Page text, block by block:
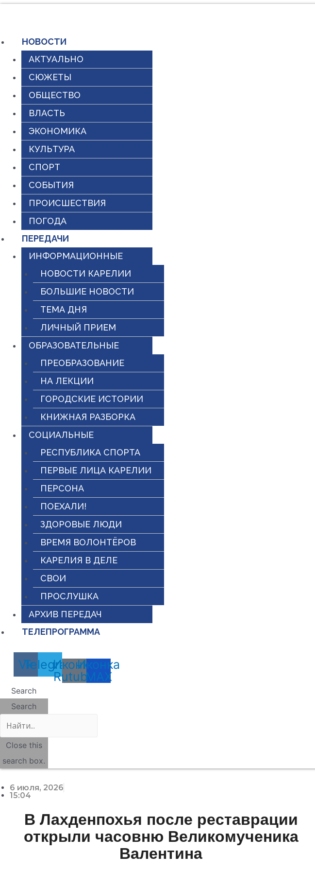
содержимому
НОВОСТИ
АКТУАЛЬНО
СЮЖЕТЫ
ОБЩЕСТВО
ВЛАСТЬ
ЭКОНОМИКА
КУЛЬТУРА
СПОРТ
СОБЫТИЯ
ПРОИСШЕСТВИЯ
ПОГОДА
ПЕРЕДАЧИ
ИНФОРМАЦИОННЫЕ
НОВОСТИ КАРЕЛИИ
БОЛЬШИЕ НОВОСТИ
ТЕМА ДНЯ
ЛИЧНЫЙ ПРИЕМ
ОБРАЗОВАТЕЛЬНЫЕ
ПРЕОБРАЗОВАНИЕ
НА ЛЕКЦИИ
ГОРОДСКИЕ ИСТОРИИ
КНИЖНАЯ РАЗБОРКА
СОЦИАЛЬНЫЕ
РЕСПУБЛИКА СПОРТА
ПЕРВЫЕ ЛИЦА КАРЕЛИИ
ПЕРСОНА
ПОЕХАЛИ!
ЗДОРОВЫЕ ЛЮДИ
ВРЕМЯ ВОЛОНТЁРОВ
КАРЕЛИЯ В ДЕЛЕ
СВОИ
ПРОСЛУШКА
АРХИВ ПЕРЕДАЧ
ТЕЛЕПРОГРАММА
Vk
Telegram
Иконка
Rutube
Иконка
MAX
Search
Search
Close this
search box.
6 июля, 2026
15:04
В Лахденпохья после реставрации
открыли часовню Великомученика
Валентина